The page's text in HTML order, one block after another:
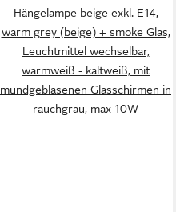
Hängelampe beige exkl. E14,
warm grey (beige) + smoke Glas,
Leuchtmittel wechselbar,
warmweiß - kaltweiß, mit
mundgeblasenen Glasschirmen in
rauchgrau, max 10W